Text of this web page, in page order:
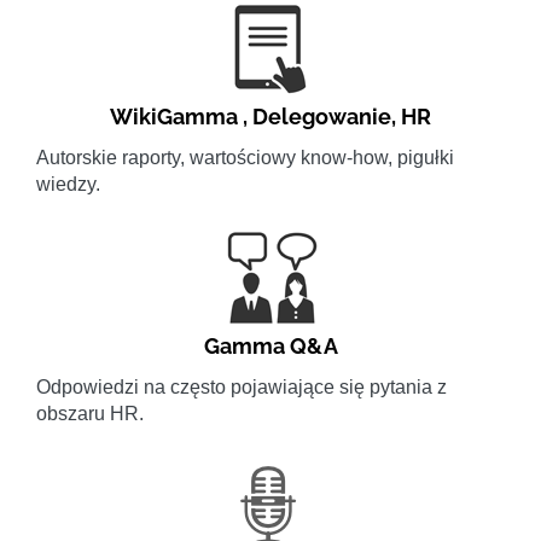
WikiGamma , Delegowanie, HR
Autorskie raporty, wartościowy know-how, pigułki
wiedzy.
Gamma Q&A
Odpowiedzi na często pojawiające się pytania z
obszaru HR.